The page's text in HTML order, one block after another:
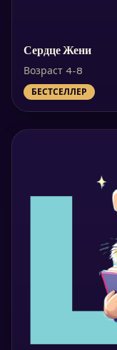
Сердце Жени
Возраст 4-8
БЕСТСЕЛЛЕР